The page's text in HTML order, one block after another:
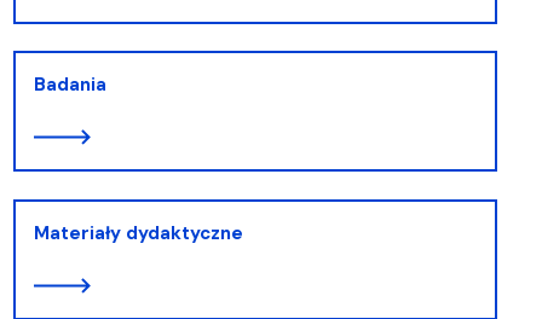
Badania
Materiały dydaktyczne